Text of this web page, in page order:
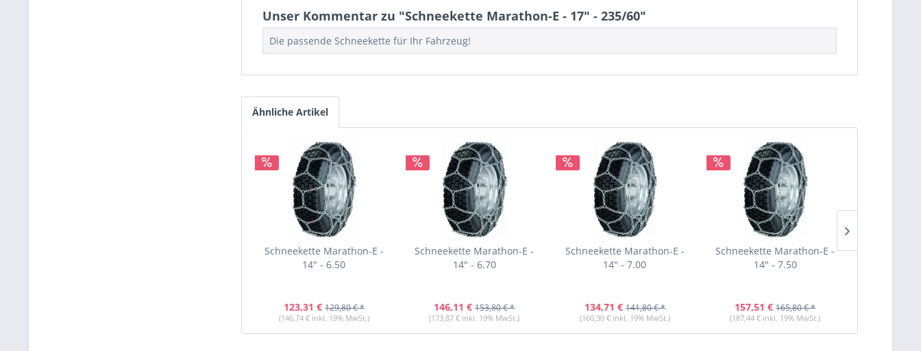
Unser Kommentar zu "Schneekette Marathon-E - 17" - 235/60"
Die passende Schneekette für Ihr Fahrzeug!
Ähnliche Artikel
Schneekette Marathon-E -
14" - 6.50
123,31 € 129,80 € *
(146,74 € inkl. 19% MwSt.)
Schneekette Marathon-E -
14" - 6.70
146,11 € 153,80 € *
(173,87 € inkl. 19% MwSt.)
Schneekette Marathon-E -
14" - 7.00
134,71 € 141,80 € *
(160,30 € inkl. 19% MwSt.)
Schneekette Marathon-E -
14" - 7.50
157,51 € 165,80 € *
(187,44 € inkl. 19% MwSt.)